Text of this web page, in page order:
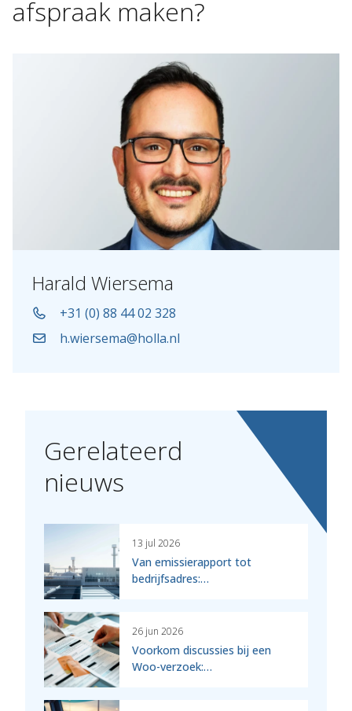
afspraak maken?
Harald Wiersema
+31 (0) 88 44 02 328
h.wiersema@holla.nl
Gerelateerd
nieuws
13 jul 2026
Van emissierapport tot
bedrijfsadres:…
26 jun 2026
Voorkom discussies bij een
Woo-verzoek:…